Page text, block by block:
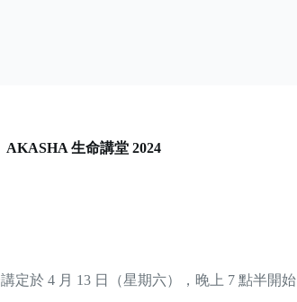
AKASHA 生命講堂 2024
於 4 月 13 日（星期六），晚上 7 點半開